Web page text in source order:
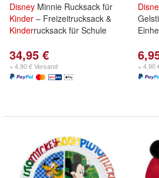
Disney Minnie Rucksack für
Kinder – Freizeitrucksack &
Kinderrucksack für Schule
34,95 €
+ 4,90 € Versand + 4,90